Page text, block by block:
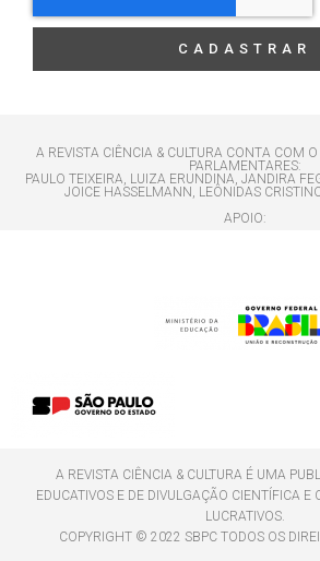
CADASTRAR
A REVISTA CIÊNCIA & CULTURA CONTA COM
PARLAMENTARES:
PAULO TEIXEIRA, LUIZA ERUNDINA, JANDIRA
JOICE HASSELMANN, LEÔNIDAS
APOIO:
A REVISTA CIÊNCIA & CULTURA É UMA
EDUCATIVOS E DE DIVULGAÇÃO CIENTÍFICA E
LUCRATIVOS.
COPYRIGHT © 2022 SBPC TODOS OS